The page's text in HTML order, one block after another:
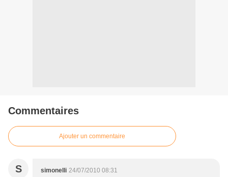
Commentaires
Ajouter un commentaire
S simonelli 24/07/2010 08:31